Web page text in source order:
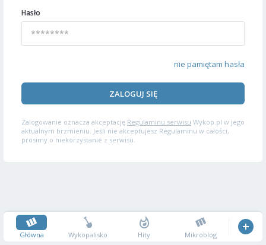
Hasło
nie pamiętam hasła
ZALOGUJ SIĘ
Zalogowanie oznacza akceptację Regulaminu serwisu Wykop.pl w jego
aktualnym brzmieniu. Jeśli nie akceptujesz Regulaminu w całości,
prosimy o niekorzystanie z serwisu.
Główna Wykopalisko Hity Mikroblog